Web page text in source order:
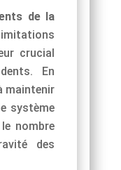
de la
crucial
En
maintenir
système
nombre
des